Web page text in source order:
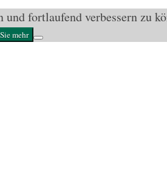
fortlaufend verbessern zu
mehr